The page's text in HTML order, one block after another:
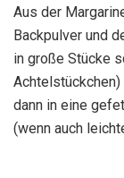
Aus der
Backpulver und
in große Stücke
Achtelstückchen)
dann in eine
(wenn auch